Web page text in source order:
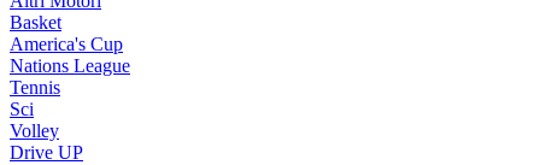
Basket
America's Cup
Nations League
Tennis
Sci
Volley
Drive UP